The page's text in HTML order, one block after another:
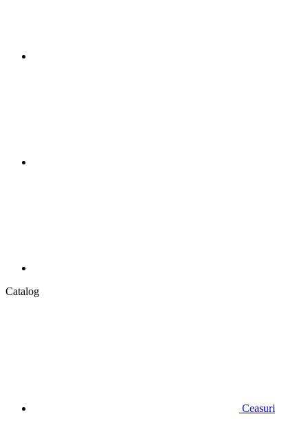
Catalog
Ceasuri